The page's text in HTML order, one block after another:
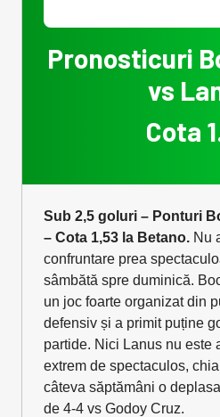
Pronosticuri
vs
Cota
Sub 2,5 goluri – Ponturi
– Cota 1,53 la Betano. Nu
confruntare prea
sâmbătă spre duminică.
un joc foarte organizat din
defensiv și a primit puține
partide. Nici Lanus nu este
extrem de spectaculos,
câteva săptămâni o
de 4-4 vs Godoy Cruz.